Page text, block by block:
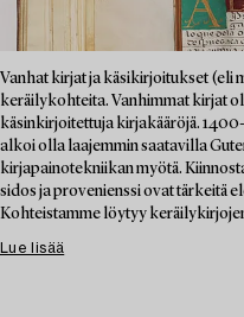
Vanhat kirjat ja käsikirjoitukset (eli
keräilykohteita. Vanhimmat kirjat
käsinkirjoitettuja kirjakääröjä.
alkoi olla laajemmin saatavilla
kirjapainotekniikan myötä.
sidos ja provenienssi ovat tärkeitä
Kohteistamme löytyy
Lue lisää